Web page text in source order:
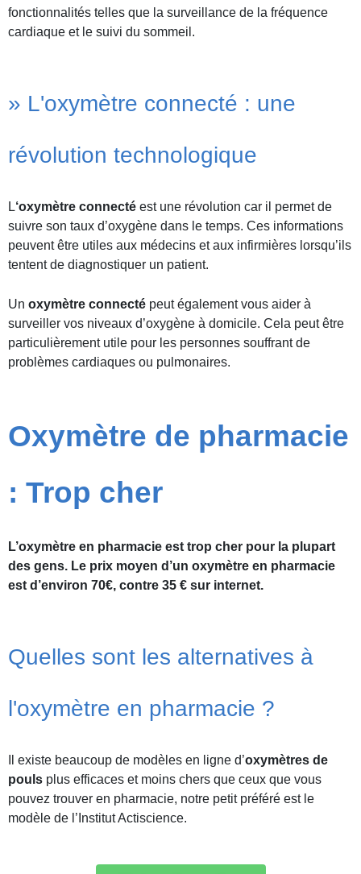
fonctionnalités telles que la surveillance de la fréquence
cardiaque et le suivi du sommeil.
» L'oxymètre connecté : une
révolution technologique
L‘oxymètre connecté est une révolution car il permet de
suivre son taux d’oxygène dans le temps. Ces informations
peuvent être utiles aux médecins et aux infirmières lorsqu’ils
tentent de diagnostiquer un patient.
Un oxymètre connecté peut également vous aider à
surveiller vos niveaux d’oxygène à domicile. Cela peut être
particulièrement utile pour les personnes souffrant de
problèmes cardiaques ou pulmonaires.
Oxymètre de pharmacie
: Trop cher
L’oxymètre en pharmacie est trop cher pour la plupart
des gens. Le prix moyen d’un oxymètre en pharmacie
est d’environ 70€, contre 35 € sur internet.
Quelles sont les alternatives à
l'oxymètre en pharmacie ?
Il existe beaucoup de modèles en ligne d’oxymètres de
pouls plus efficaces et moins chers que ceux que vous
pouvez trouver en pharmacie, notre petit préféré est le
modèle de l’Institut Actiscience.